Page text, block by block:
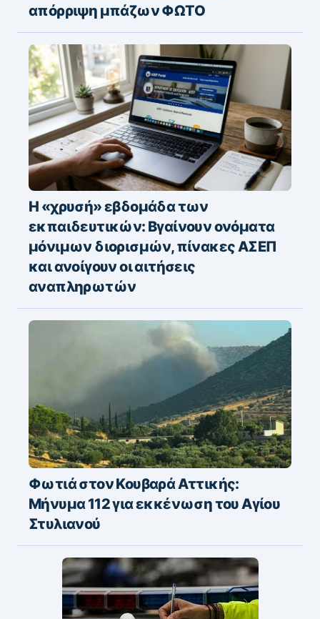
απόρριψη μπάζων ΦΩΤΟ
Η «χρυσή» εβδομάδα των
εκπαιδευτικών: Βγαίνουν ονόματα
μόνιμων διορισμών, πίνακες ΑΣΕΠ
και ανοίγουν οι αιτήσεις
αναπληρωτών
Φωτιά στον Κουβαρά Αττικής:
Μήνυμα 112 για εκκένωση του Αγίου
Στυλιανού